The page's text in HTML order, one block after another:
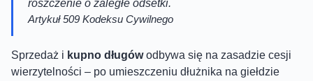
roszczenie o zaległe odsetki.
Artykuł 509 Kodeksu Cywilnego
Sprzedaż i kupno długówodbywa się na zasadzie cesji
wierzytelności – po umieszczeniu dłużnika na giełdzie